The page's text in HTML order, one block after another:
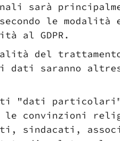
sarà
le
al GDPR.
del
saranno
"dati
convinzioni
sindacati,